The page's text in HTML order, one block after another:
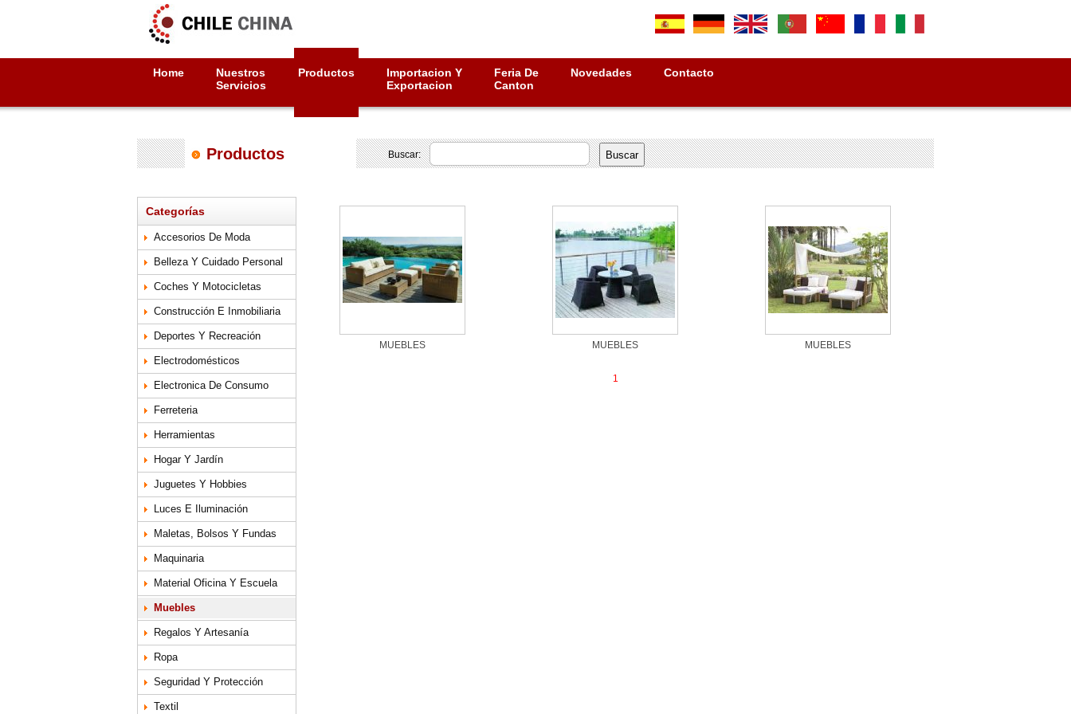
Home
Nuestros
Servicios
Productos
Importacion Y
Exportacion
Feria De
Canton
Novedades Contacto
Productos Buscar:
Categorías
Accesorios De Moda
Belleza Y Cuidado Personal
Coches Y Motocicletas
Construcción E Inmobiliaria
Deportes Y Recreación
Electrodomésticos
Electronica De Consumo
Ferreteria
Herramientas
Hogar Y Jardín
Juguetes Y Hobbies
Luces E Iluminación
Maletas, Bolsos Y Fundas
Maquinaria
Material Oficina Y Escuela
Muebles
Regalos Y Artesanía
Ropa
Seguridad Y Protección
Textil
MUEBLES‏ MUEBLES‏
1